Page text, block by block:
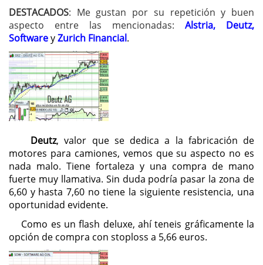
DESTACADOS: Me gustan por su repetición y buen
aspecto entre las mencionadas: Alstria, Deutz,
SoftwareyZurich Financial.
Deutz, valor que se dedica a la fabricación de
motores para camiones, vemos que su aspecto no es
nada malo. Tiene fortaleza y una compra de mano
fuerte muy llamativa. Sin duda podría pasar la zona de
6,60 y hasta 7,60 no tiene la siguiente resistencia, una
oportunidad evidente.
Como es un flash deluxe, ahí teneis gráficamente la
opción de compra con stoploss a 5,66 euros.